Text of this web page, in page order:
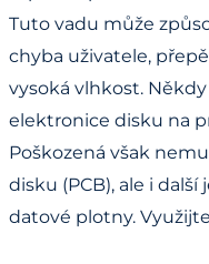
Tuto vadu může
chyba uživatele,
vysoká vlhkost.
elektronice disku na
Poškozená však
disku (PCB), ale i
datové plotny.